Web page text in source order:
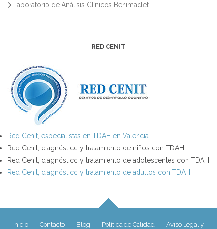
Laboratorio de Análisis Clínicos Benimaclet
RED CENIT
Red Cenit, especialistas en TDAH en Valencia
Red Cenit, diagnóstico y tratamiento de niños con TDAH
Red Cenit, diagnóstico y tratamiento de adolescentes con TDAH
Red Cenit, diagnóstico y tratamiento de adultos con TDAH
Inicio Contacto Blog Política de Calidad Aviso Legal y